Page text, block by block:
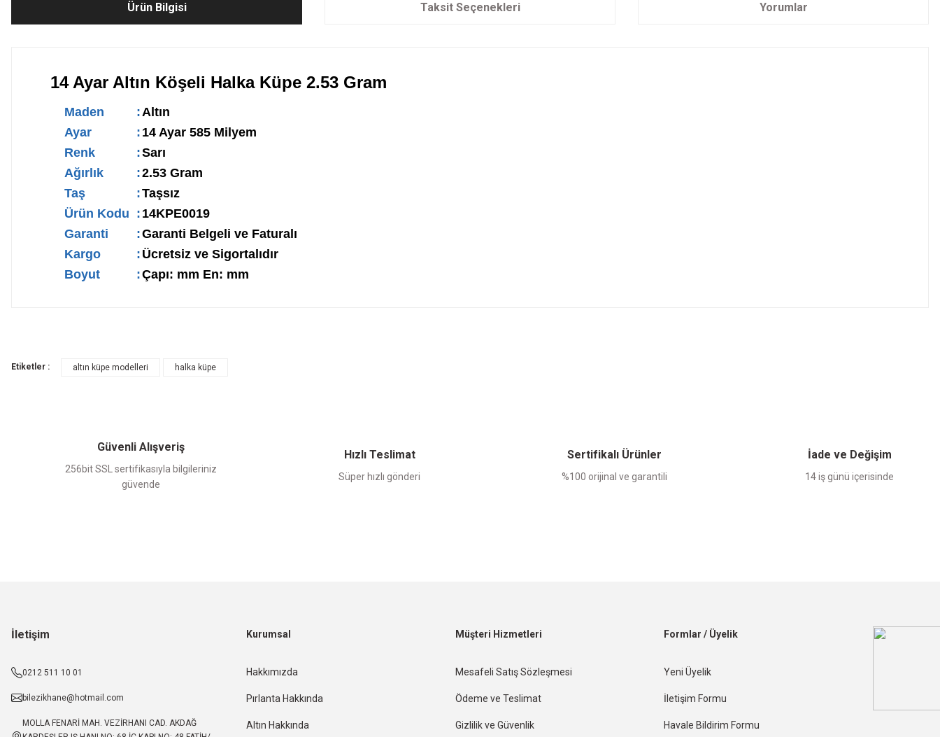
Ürün Bilgisi Taksit Seçenekleri Yorumlar
14 Ayar Altın Köşeli Halka Küpe 2.53 Gram
Maden :Altın
Ayar
: 14 Ayar 585 Milyem
Renk
:Sarı
Ağırlık
:2.53 Gram
Taş
:Taşsız
Ürün Kodu : 14KPE0019
Garanti
:Garanti Belgeli ve Faturalı
Kargo
: Ücretsiz ve Sigortalıdır
Boyut
:Çapı: mm En: mm
Etiketler : altın küpe modelleri halka küpe
Güvenli Alışveriş
256bit SSL sertifikasıyla bilgileriniz
güvende
Hızlı Teslimat
Süper hızlı gönderi
Sertifikalı Ürünler
%100 orijinal ve garantili
İade ve Değişim
14 iş günü içerisinde
İletişim
0212 511 10 01
bilezikhane@hotmail.com
MOLLA FENARİ MAH. VEZİRHANI CAD. AKDAĞ
Kurumsal
Hakkımızda
Pırlanta Hakkında
Altın Hakkında
Müşteri Hizmetleri
Mesafeli Satış Sözleşmesi
Ödeme ve Teslimat
Gizlilik ve Güvenlik
Formlar / Üyelik
Yeni Üyelik
İletişim Formu
Havale Bildirim Formu